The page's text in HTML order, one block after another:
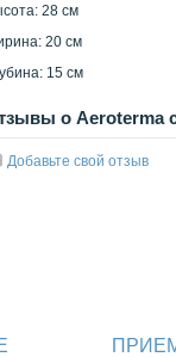
28 см
20 см
15 см
о Aeroterma
Добавьте свой отзыв